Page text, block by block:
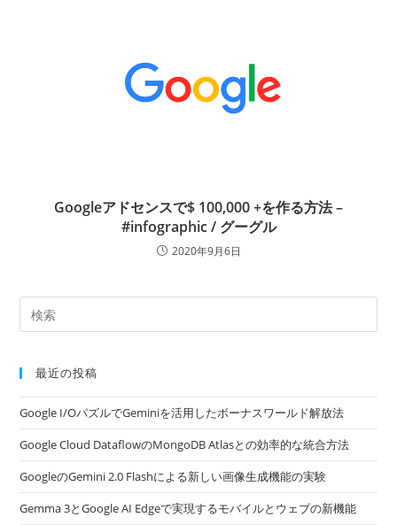
Googleアドセンスで$ 100,000 +を作る方法 –
#infographic / グーグル
2020年9月6日
最近の投稿
Google I/OパズルでGeminiを活用したボーナスワールド解放法
Google Cloud DataflowのMongoDB Atlasとの効率的な統合方法
GoogleのGemini 2.0 Flashによる新しい画像生成機能の実験
Gemma 3とGoogle AI Edgeで実現するモバイルとウェブの新機能